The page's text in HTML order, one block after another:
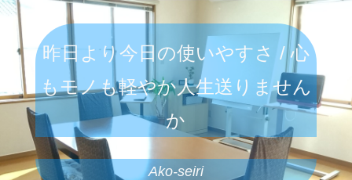
昨日より今日の使いやすさ / 心
もモノも軽やか人生送りません
か
Ako-seiri